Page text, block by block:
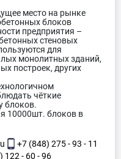
место на рынке
блоков
предприятия –
стеновых
для
монолитных зданий,
построек, других
чёткие
блоков.
10000шт. блоков в
+7 (848) 275 - 93 - 11
122 - 60 - 96